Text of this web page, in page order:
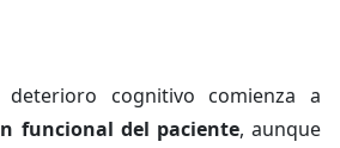
cognitivo comienza a
funcional del paciente, aunque